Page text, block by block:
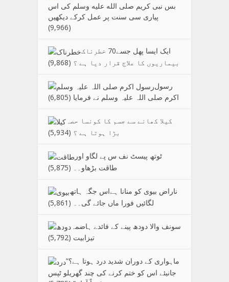
بس نبی کریم صلی الله علیه وسلم کی اس
پیاری سی سنت پر عمل کرکے دیکھیں
(9,966)
ایک ایسا پھل جسے70 خطرناک
بیماریوں کا علاج قرار دیا ہے ؟ (9,868)
رسول
اکرم صلی اللہ علیہ وسلم نے فرمایا (6,805)
کیلا کھانے سے جسم کا کونسا حصہ
بڑا ہوتا ہے ؟ (5,934)
ٹوتھ پیسٹ نف س پے لگاو اور
طاقت بڑھاو۔۔ (5,875)
ناراض بیوی کو منانا ہےاس جگہ ہاتھ
لگائیں فورا ماں جائے گی۔۔
(5,861)
سونف والا دودھ پینے کے فائدے ہاضمہ
تیزابیت (5,792)
”ماہواری کے دوران شدید درد ہوتا ہے؟
جانیئے اس کو ختم کرنے کی چند گھریلو ٹپس